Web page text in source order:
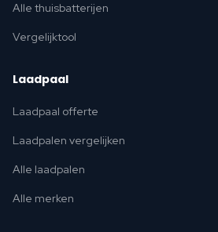
Alle thuisbatterijen
Vergelijktool
Laadpaal
Laadpaal offerte
Laadpalen vergelijken
Alle laadpalen
Alle merken